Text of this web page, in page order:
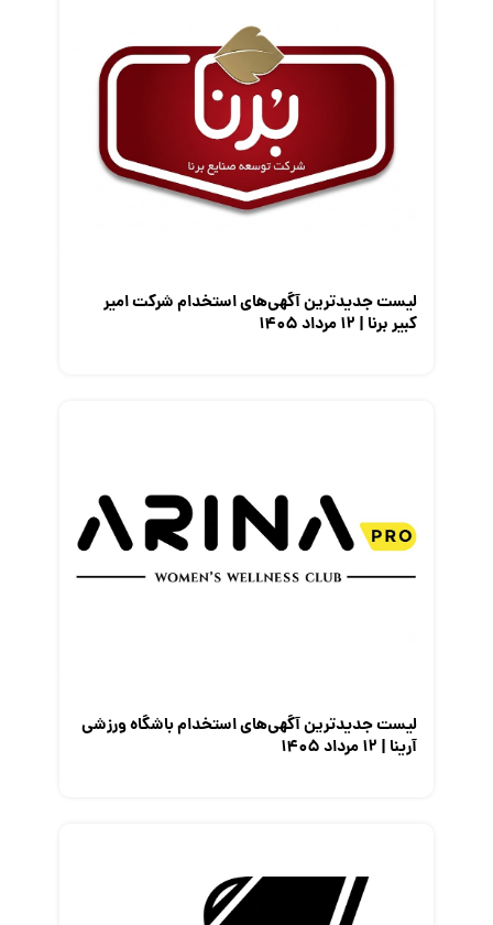
گزارش‌های آماری
معرفی متخصصان منابع انسانی
لیست جدیدترین آگهی‌های استخدام شرکت امیر
کبیر برنا | ۱۲ مرداد ۱۴۰۵
لیست جدیدترین آگهی‌های استخدام باشگاه ورزشی
آرینا | ۱۲ مرداد ۱۴۰۵